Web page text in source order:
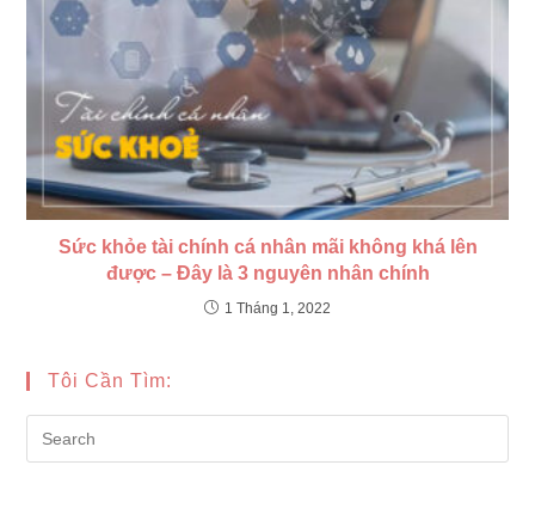
Sức khỏe tài chính cá nhân mãi không khá lên
được – Đây là 3 nguyên nhân chính
1 Tháng 1, 2022
Tôi Cần Tìm: